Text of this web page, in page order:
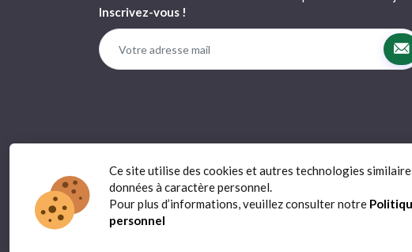
Inscrivez-vous !
Ce site utilise des cookies et autres technologies
données à caractère personnel.
Pour plus d’informations, veuillez consulter notre
personnel